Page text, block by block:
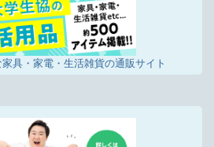
具・家電・生活雑貨の通販サイト